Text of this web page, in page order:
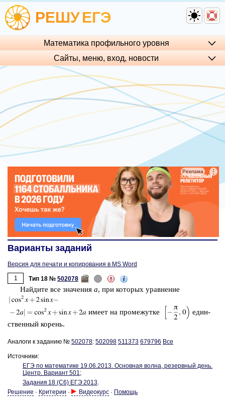
РЕШУЕГЭ
Математика профильного уровня
Сайты, меню, вход, но­во­сти
⋮
Реклама
Варианты заданий
Версия для печати и копирования в MS Word
1
Тип 18 № 502078 i
Най­ди­те все зна­че­ния a, при ко­то­рых урав­не­ние
имеет на про­ме­жут­ке
един­
ствен­ный ко­рень.
Аналоги к заданию № 502078: 502098 511373 679796 Все
Источники:
ЕГЭ по ма­те­ма­ти­ке 19.06.2013. Ос­нов­ная волна, ре­зерв­ный день.
Центр. Ва­ри­ант 501;
За­да­ния 18 (С6) ЕГЭ 2013.
Решение · Критерии · Видеокурс · Помощь